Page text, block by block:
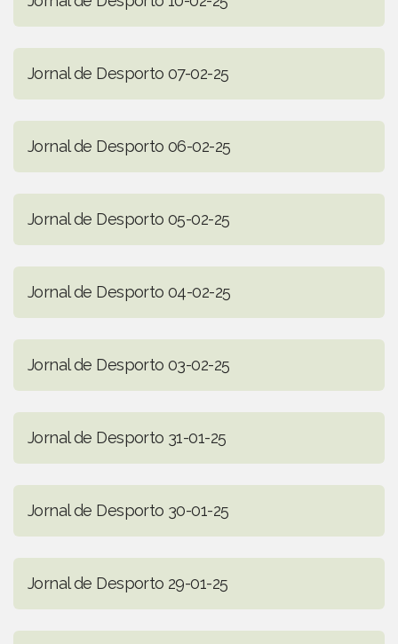
Jornal de Desporto 07-02-25
Jornal de Desporto 06-02-25
Jornal de Desporto 05-02-25
Jornal de Desporto 04-02-25
Jornal de Desporto 03-02-25
Jornal de Desporto 31-01-25
Jornal de Desporto 30-01-25
Jornal de Desporto 29-01-25